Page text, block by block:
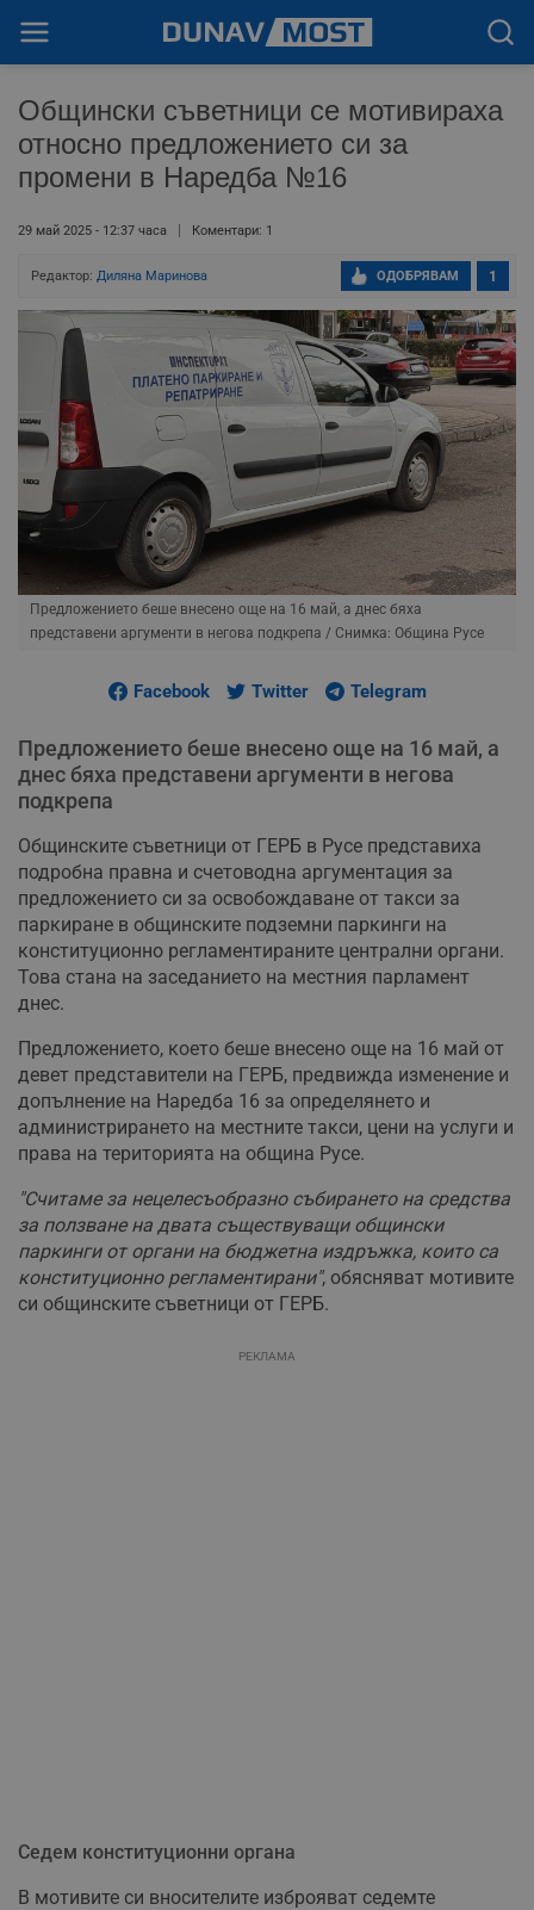
Общински съветници се мотивираха
относно предложението си за
промени в Наредба №16
29 май 2025 - 12:37 часа Коментари: 1
Редактор: Диляна Маринова 1
ОДОБРЯВАМ
Предложението беше внесено още на 16 май, а днес бяха
представени аргументи в негова подкрепа / Снимка: Община Русе
Facebook Twitter Telegram
Предложението беше внесено още на 16 май, а
днес бяха представени аргументи в негова
подкрепа
Общинските съветници от ГЕРБ в Русе представиха
подробна правна и счетоводна аргументация за
предложението си за освобождаване от такси за
паркиране в общинските подземни паркинги на
конституционно регламентираните централни органи.
Това стана на заседанието на местния парламент
днес.
Предложението, което беше внесено още на 16 май от
девет представители на ГЕРБ, предвижда изменение и
допълнение на Наредба 16 за определянето и
администрирането на местните такси, цени на услуги и
права на територията на община Русе.
"Считаме за нецелесъобразно събирането на средства
за ползване на двата съществуващи общински
паркинги от органи на бюджетна издръжка, които са
конституционно регламентирани", обясняват мотивите
си общинските съветници от ГЕРБ.
РЕКЛАМА
Седем конституционни органа
В мотивите си вносителите изброяват седемте